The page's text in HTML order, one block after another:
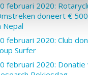
februari 2020:
doneert €
Nepal
februari 2020: Club
Surfer
februari 2020: Donatie